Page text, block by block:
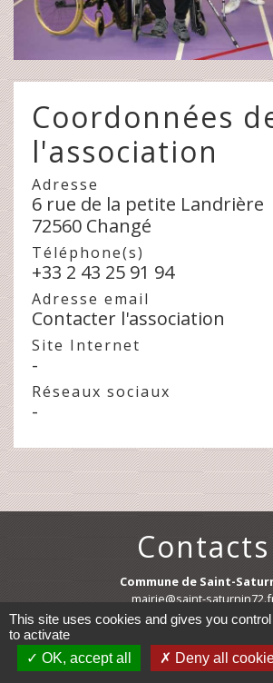
Coordonnées
l'association
Adresse
6 rue de la petite Landrière
72560 Changé
Téléphone(s)
+33 2 43 25 91 94
Adresse email
Contacter l'association
Site Internet
-
Réseaux sociaux
-
Contacts
Commune de Saint-
mairie@saint-
72650 Saint-Saturnin -
This site uses cookies and gives you
to activate
OK, accept all
Deny all